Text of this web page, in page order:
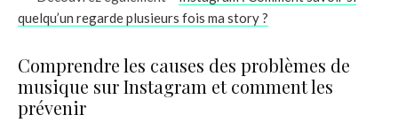
quelqu’un regarde plusieurs fois ma story ?
Comprendre les causes des problèmes de
musique sur Instagram et comment les
prévenir